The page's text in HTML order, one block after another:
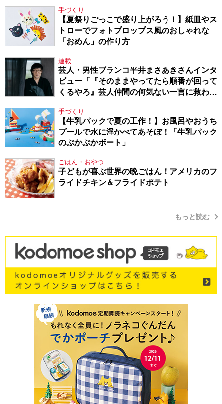
手づくり
【夏祭りごっこで盛り上がろう！】紙皿やス
トローでフォトプロップス風のおしゃれな
「おめん」の作り方
連載
芸人・男性ブランコ平井まさあきさんインタ
ビュー「『そのままやってたら順番が回って
くるやろ』芸人仲間の何気ない一言に救われ
手づくり
【牛乳パックで夏の工作！】お風呂やおうち
プールで水に浮かべてあそぼ！「牛乳パック
のぷかぷかボート」
ごはん・おやつ
子どもが喜ぶ世界の晩ごはん！アメリカのフ
ライドチキン＆フライドポテト
もっと読む